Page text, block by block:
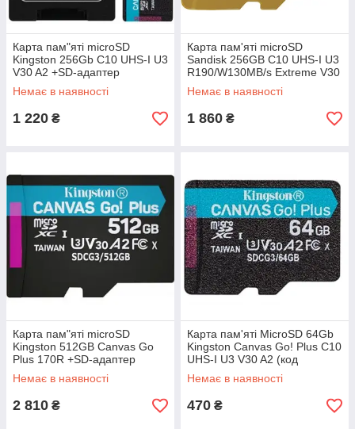
Карта пам"яті microSD
Kingston 256Gb C10 UHS-I U3
V30 A2 +SD-адаптер
(SDCG3/256GB) (код 121067)
Немає в наявності
1 220 ₴
Карта пам'яті microSD
Sandisk 256GB C10 UHS-I U3
R190/W130MB/s Extreme V30
(SDSQXAV-256G-GN6MN)
(код 139874)
Немає в наявності
1 860 ₴
Карта пам"яті microSD
Kingston 512GB Canvas Go
Plus 170R +SD-адаптер
(SDCG3/512GB) (код 126180)
Немає в наявності
2 810 ₴
Карта пам'яті MicroSD 64Gb
Kingston Canvas Go! Plus C10
UHS-I U3 V30 A2 (код
121069)
Немає в наявності
470 ₴